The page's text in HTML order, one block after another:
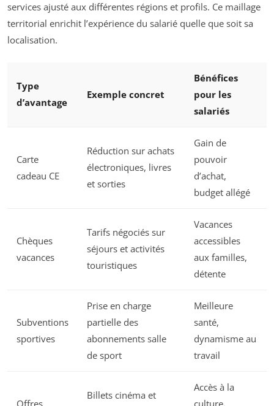
services ajusté aux différentes régions et profils. Ce maillage
territorial enrichit l’expérience du salarié quelle que soit sa
localisation.
Type
d’avantage
Exemple concret
Bénéfices
pour les
salariés
Carte
cadeau CE
Réduction sur achats
électroniques, livres
et sorties
Gain de
pouvoir
d’achat,
budget allégé
Chèques
vacances
Tarifs négociés sur
séjours et activités
touristiques
Vacances
accessibles
aux familles,
détente
Subventions
sportives
Prise en charge
partielle des
abonnements salle
de sport
Meilleure
santé,
dynamisme au
travail
Offres
Billets cinéma et
Accès à la
culture,